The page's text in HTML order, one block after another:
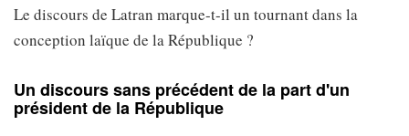
Le discours de Latran marque-t-il un tournant dans la
conception laïque de la République ?
Un discours sans précédent de la part d'un
président de la République